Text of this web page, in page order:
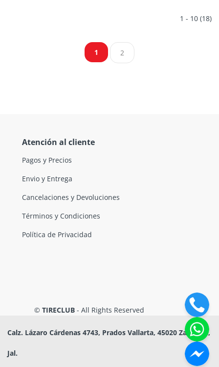
1 - 10 (18)
1 2
Atención al cliente
Pagos y Precios
Envio y Entrega
Cancelaciones y Devoluciones
Términos y Condiciones
Política de Privacidad
© TIRECLUB - All Rights Reserved
Calz. Lázaro Cárdenas 4743, Prados Vallarta, 45020 Zapopan,
Jal.